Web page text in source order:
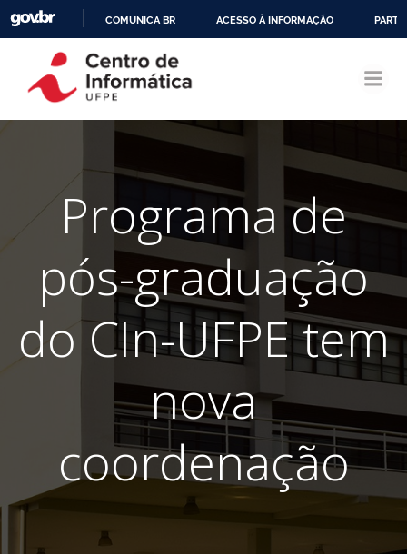
CONTEÚDO
COMUNICA BR ACESSO À INFORMAÇÃO
Programa de
pós-graduação
do CIn-UFPE tem
nova
coordenação